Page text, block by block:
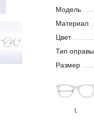
Модель
Материал
Цвет
Тип оправы
Размер